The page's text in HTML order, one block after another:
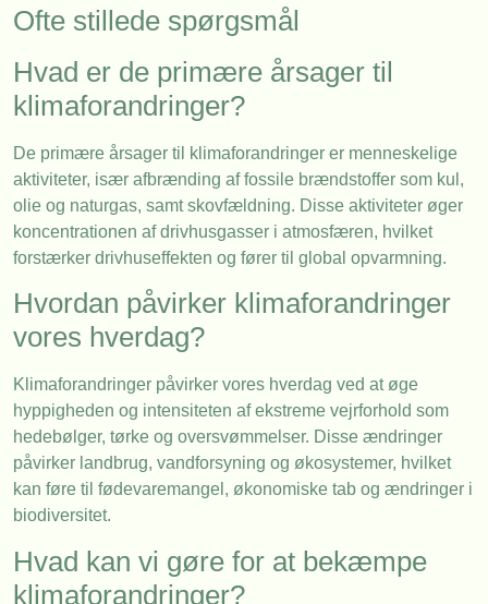
Ofte stillede spørgsmål
Hvad er de primære årsager til
klimaforandringer?
De primære årsager til klimaforandringer er menneskelige
aktiviteter, især afbrænding af fossile brændstoffer som kul,
olie og naturgas, samt skovfældning. Disse aktiviteter øger
koncentrationen af drivhusgasser i atmosfæren, hvilket
forstærker drivhuseffekten og fører til global opvarmning.
Hvordan påvirker klimaforandringer
vores hverdag?
Klimaforandringer påvirker vores hverdag ved at øge
hyppigheden og intensiteten af ekstreme vejrforhold som
hedebølger, tørke og oversvømmelser. Disse ændringer
påvirker landbrug, vandforsyning og økosystemer, hvilket
kan føre til fødevaremangel, økonomiske tab og ændringer i
biodiversitet.
Hvad kan vi gøre for at bekæmpe
klimaforandringer?